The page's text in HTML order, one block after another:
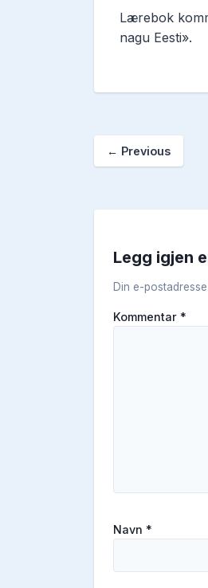
Lærebok
nagu Eesti».
← Previous
Legg igjen
Din e-
Kommentar *
Navn *